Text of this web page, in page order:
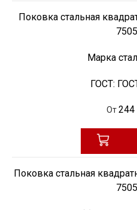
Поковка стальная
Марка
ГОСТ:
От 244
Поковка стальная